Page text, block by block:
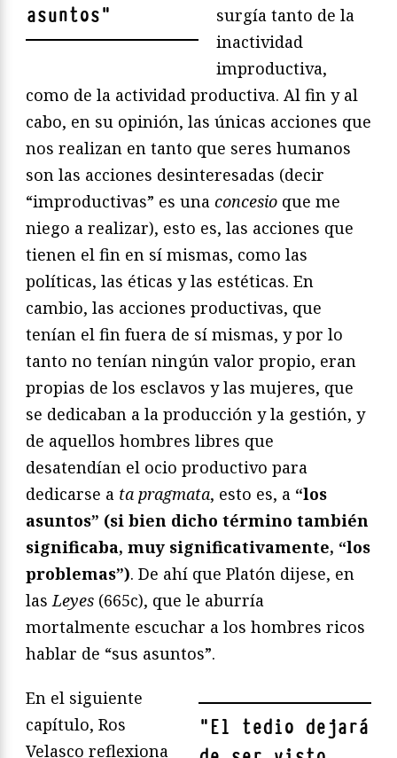
asuntos"
surgía tanto de la
inactividad
improductiva,
como de la actividad productiva. Al fin y al
cabo, en su opinión, las únicas acciones que
nos realizan en tanto que seres humanos
son las acciones desinteresadas (decir
“improductivas” es una concesio que me
niego a realizar), esto es, las acciones que
tienen el fin en sí mismas, como las
políticas, las éticas y las estéticas. En
cambio, las acciones productivas, que
tenían el fin fuera de sí mismas, y por lo
tanto no tenían ningún valor propio, eran
propias de los esclavos y las mujeres, que
se dedicaban a la producción y la gestión, y
de aquellos hombres libres que
desatendían el ocio productivo para
dedicarse a ta pragmata, esto es, a “los
asuntos” (si bien dicho término también
significaba, muy significativamente, “los
problemas”). De ahí que Platón dijese, en
lasLeyes (665c), que le aburría
mortalmente escuchar a los hombres ricos
hablar de “sus asuntos”.
"El tedio dejará
En el siguiente
capítulo, Ros
Velasco reflexiona